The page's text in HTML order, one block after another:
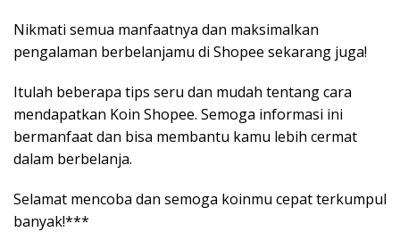
Nikmati semua manfaatnya dan maksimalkan
pengalaman berbelanjamu di Shopee sekarang juga!
Itulah beberapa tips seru dan mudah tentang cara
mendapatkan Koin Shopee. Semoga informasi ini
bermanfaat dan bisa membantu kamu lebih cermat
dalam berbelanja.
Selamat mencoba dan semoga koinmu cepat terkumpul
banyak!***